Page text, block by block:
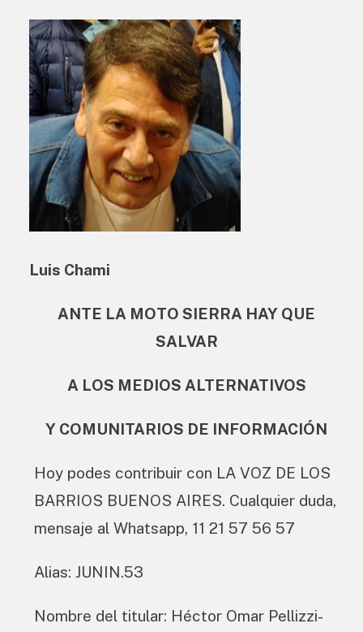
Luis Chami
ANTE LA MOTO SIERRA HAY QUE
SALVAR
A LOS MEDIOS ALTERNATIVOS
Y COMUNITARIOS DE INFORMACIÓN
Hoy podes contribuir con LA VOZ DE LOS
BARRIOS BUENOS AIRES. Cualquier duda,
mensaje al Whatsapp, 11 21 57 56 57
Alias: JUNIN.53
Nombre del titular: Héctor Omar Pellizzi-